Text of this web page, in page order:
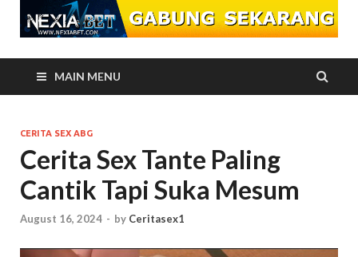
MAIN MENU
CERITA SEX ABG
Cerita Sex Tante Paling
Cantik Tapi Suka Mesum
August 16, 2024 - by Ceritasex1